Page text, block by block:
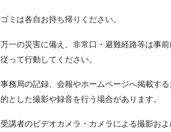
ゴミは各自お持ち帰りください。
万一の災害に備え、非常口・避難経路等は事
従って行動してください。
事務局の記録、会報やホームページへ掲載す
的とした撮影や録音を行う場合があります。
受講者のビデオカメラ・カメラによる撮影お